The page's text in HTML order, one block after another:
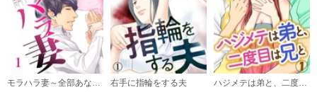
購入する
（7）
必要ポイント：200
モラハラ妻～全部あなたのせい～ 右手に指輪をする夫 ハジメテは弟と、二度目は兄と